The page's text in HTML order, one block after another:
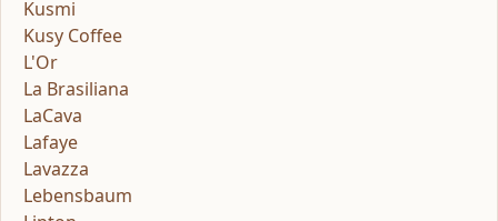
Kusmi
Kusy Coffee
L'Or
La Brasiliana
LaCava
Lafaye
Lavazza
Lebensbaum